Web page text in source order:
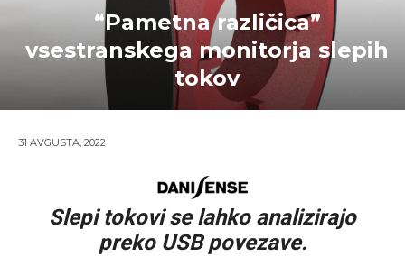
“Pametna različica”
vsestranskega monitorja slepih
tokov
31 AVGUSTA, 2022
Slepi tokovi se lahko analizirajo
preko USB povezave.